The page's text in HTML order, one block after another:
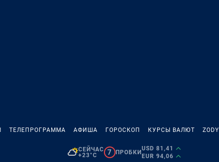
ТЕЛЕПРОГРАММА АФИША ГОРОСКОП КУРСЫ ВАЛЮТ ZODY
СЕЙЧАС
+23°C
7 ПРОБКИ
USD 81,41
EUR 94,06